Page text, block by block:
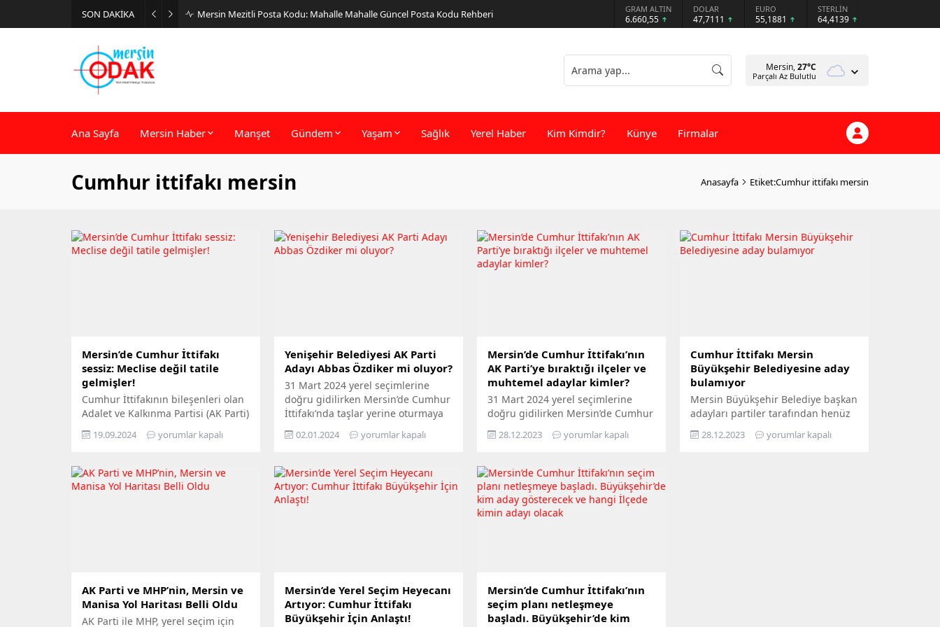
SON DAKİKA Günlük Stil İçin Erkek Sneaker Önerileri GRAM ALTIN
6.660,55
DOLAR
47,7111
EURO
55,1881
STERLİN
64,4139
Mersin,27°C
Parçalı Az Bulutlu
Ana Sayfa Mersin Haber Manşet Gündem Yaşam Sağlık Yerel Haber Kim Kimdir? Künye Firmalar
Cumhur ittifakı mersin Anasayfa Etiket:Cumhur ittifakı mersin
Mersin’de Cumhur İttifakı
sessiz: Meclise değil tatile
gelmişler!
Cumhur İttifakının bileşenleri olan
Adalet ve Kalkınma Partisi (AK Parti)
ile Milliyetçi Hareket Partisi (MHP),
Mersin’de aldıkları yenilgiden sonra
gerilediler. 2019 dönemi Mersin
Büyükşehir Belediye Meclisi’nde
19.09.2024 yorumlar kapalı
Yenişehir Belediyesi AK Parti
Adayı Abbas Özdiker mi oluyor?
31 Mart 2024 yerel seçimlerine
doğru gidilirken Mersin’de Cumhur
İttifakı’nda taşlar yerine oturmaya
başladı. Hangi ilçelerde hangi parti
ile seçime gireceği belirlendi.
herkesten önce açıkladığımız
Cumhur İttifakı’nı hakkında daha
önce analizimizde yaptığımız
02.01.2024 yorumlar kapalı
Mersin’de Cumhur İttifakı’nın
AK Parti’ye bıraktığı ilçeler ve
muhtemel adaylar kimler?
31 Mart 2024 yerel seçimlerine
doğru gidilirken Mersin’de Cumhur
İttifakı’nda taşlar yerine oturmaya
başladı. Hangi ilçelerde hangi parti
Mersin Odak Haber olarak
herkesten önce açıkladığımız
Cumhur İttifakı’nı hakkında daha
önce analizimizde yaptığımız
28.12.2023 yorumlar kapalı
Cumhur İttifakı Mersin
Büyükşehir Belediyesine aday
bulamıyor
Mersin Büyükşehir Belediye başkan
adayları partiler tarafından henüz
açıklanmadı. Mersin Büyükşehir
Belediye Başkanı Vahap Seçer'in
28.12.2023 yorumlar kapalı
AK Parti ve MHP’nin, Mersin ve
Manisa Yol Haritası Belli Oldu
AK Parti ile MHP, yerel seçim için
Mersin’de Yerel Seçim Heyecanı
Artıyor: Cumhur İttifakı
Büyükşehir İçin Anlaştı!
Mersin’de Cumhur İttifakı’nın
seçim planı netleşmeye
başladı. Büyükşehir’de kim